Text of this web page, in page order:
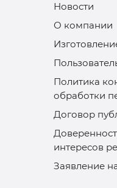
Новости
О компании
Политика
обработки
Договор
интересов
Заявление